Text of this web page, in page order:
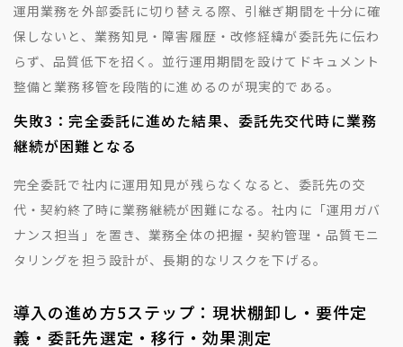
運用業務を外部委託に切り替える際、引継ぎ期間を十分に確
保しないと、業務知見・障害履歴・改修経緯が委託先に伝わ
らず、品質低下を招く。並行運用期間を設けてドキュメント
整備と業務移管を段階的に進めるのが現実的である。
失敗3：完全委託に進めた結果、委託先交代時に業務
継続が困難となる
完全委託で社内に運用知見が残らなくなると、委託先の交
代・契約終了時に業務継続が困難になる。社内に「運用ガバ
ナンス担当」を置き、業務全体の把握・契約管理・品質モニ
タリングを担う設計が、長期的なリスクを下げる。
導入の進め方5ステップ：現状棚卸し・要件定
義・委託先選定・移行・効果測定